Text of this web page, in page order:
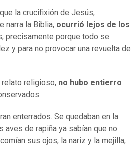
la crucifixión de Jesús,
narra la Biblia, ocurrió lejos de los
precisamente porque todo se
y para no provocar una revuelta de
relato religioso, no hubo entierro
enterrados. Se quedaban en la
aves de rapiña ya sabían que no
sus ojos, la nariz y la mejilla,